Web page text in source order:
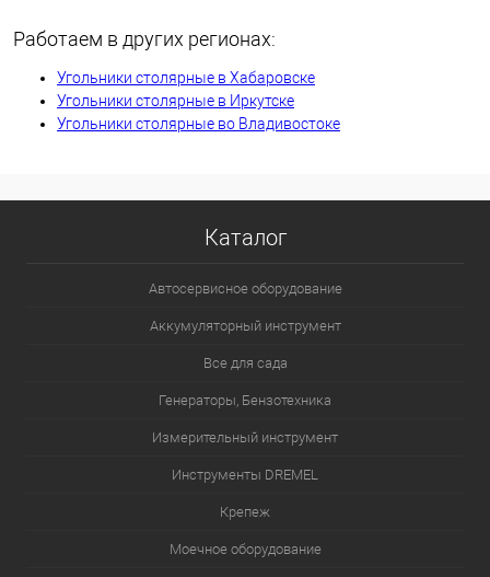
Работаем в других регионах:
Угольники столярные в Хабаровске
Угольники столярные в Иркутске
Угольники столярные во Владивостоке
Каталог
Автосервисное оборудование
Аккумуляторный инструмент
Все для сада
Генераторы, Бензотехника
Измерительный инструмент
Инструменты DREMEL
Крепеж
Моечное оборудование